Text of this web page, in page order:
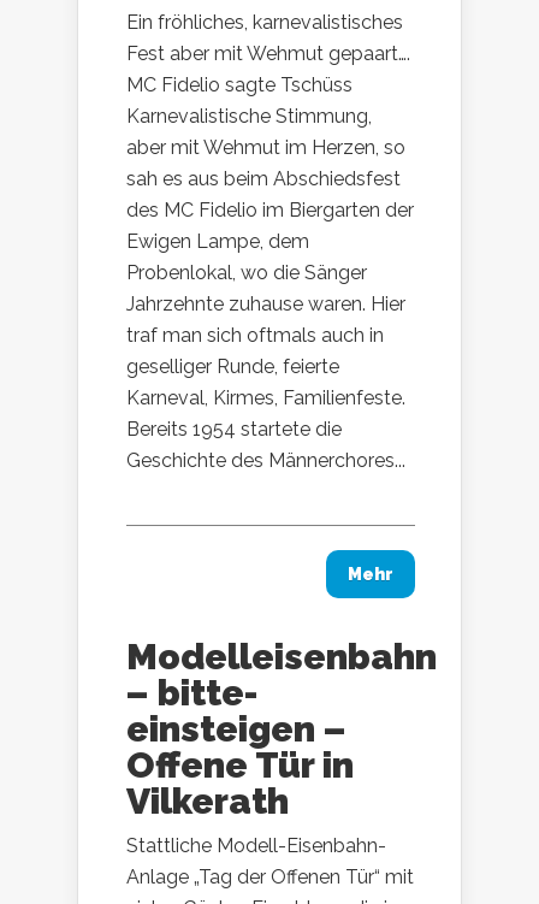
Ein fröhliches, karnevalistisches
Fest aber mit Wehmut gepaart….
MC Fidelio sagte Tschüss
Karnevalistische Stimmung,
aber mit Wehmut im Herzen, so
sah es aus beim Abschiedsfest
des MC Fidelio im Biergarten der
Ewigen Lampe, dem
Probenlokal, wo die Sänger
Jahrzehnte zuhause waren. Hier
traf man sich oftmals auch in
geselliger Runde, feierte
Karneval, Kirmes, Familienfeste.
Bereits 1954 startete die
Geschichte des Männerchores...
Mehr
Modelleisenbahn
– bitte-
einsteigen –
Offene Tür in
Vilkerath
Stattliche Modell-Eisenbahn-
Anlage „Tag der Offenen Tür“ mit